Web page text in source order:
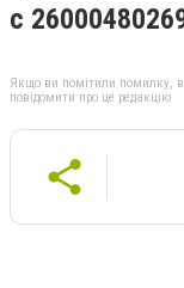
с
Якщо ви помітили помилку,
повідомити про це редакцію